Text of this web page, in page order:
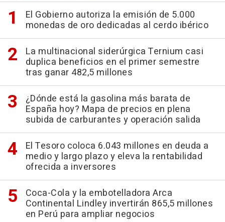
El Gobierno autoriza la emisión de 5.000
monedas de oro dedicadas al cerdo ibérico
La multinacional siderúrgica Ternium casi
duplica beneficios en el primer semestre
tras ganar 482,5 millones
¿Dónde está la gasolina más barata de
España hoy? Mapa de precios en plena
subida de carburantes y operación salida
El Tesoro coloca 6.043 millones en deuda a
medio y largo plazo y eleva la rentabilidad
ofrecida a inversores
Coca-Cola y la embotelladora Arca
Continental Lindley invertirán 865,5 millones
en Perú para ampliar negocios